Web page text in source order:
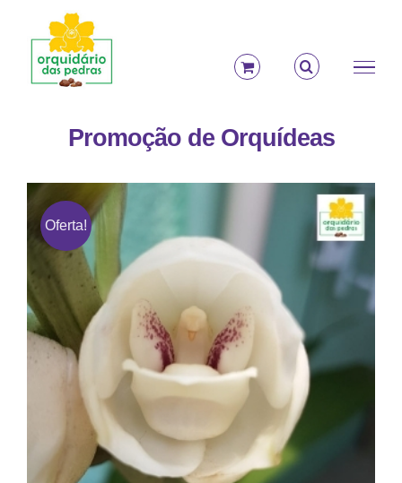
conteúdo
Promoção de Orquídeas
Oferta!